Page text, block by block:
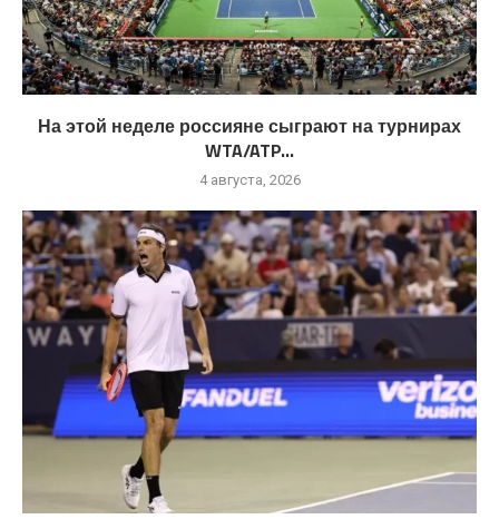
На этой неделе россияне сыграют на турнирах
WTA/ATP...
4 августа, 2026